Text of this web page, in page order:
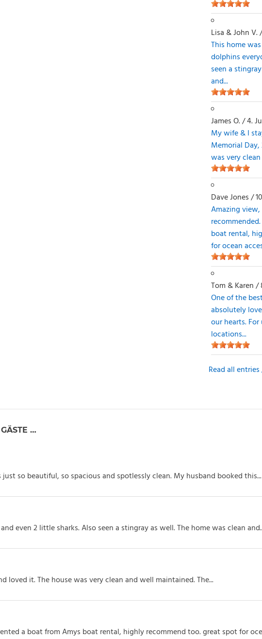
Lisa & John V.
This home
dolphins
seen a
and...
James O./4.
My wife & I
Memorial
was very
Dave Jones/
Amazing
boat rental,
for ocean
Tom & Karen/
One of the
absolutely
our hearts.
locations...
Read all
…
so beautiful, so spacious and spotlessly clean. My husband booked this...
even 2 little sharks. Also seen a stingray as well. The home was clean
it. The house was very clean and well maintained. The...
a boat from Amys boat rental, highly recommend too. great spot for